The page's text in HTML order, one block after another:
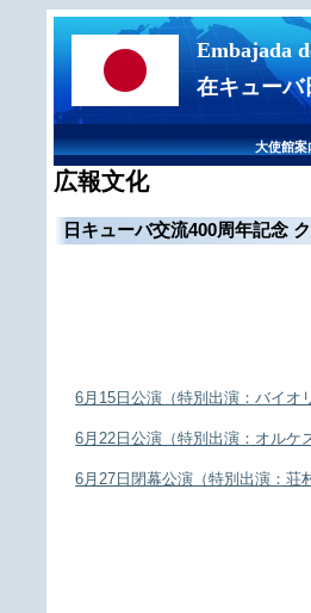
Embajada
在キューバ
大使館案
広報文化
日キューバ交流400周年記念
6月15日公演（特別出演：バイオ
6月22日公演（特別出演：オルケ
6月27日閉幕公演（特別出演：荘